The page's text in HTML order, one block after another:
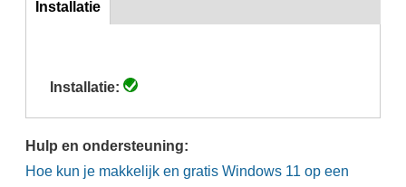
Installatie
Installatie:
Hulp en ondersteuning:
Hoe kun je makkelijk en gratis Windows 11 op een